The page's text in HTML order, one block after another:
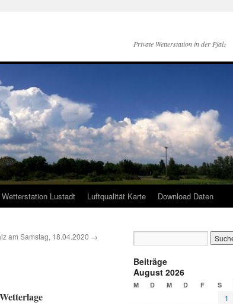
Private Wetterstation in der Pfalz
Lustadt Luftqualität Karte Download Daten
am Samstag, 18.04.2020 →
Wetterlage
Beiträge
August 2026
M D M D F S
1